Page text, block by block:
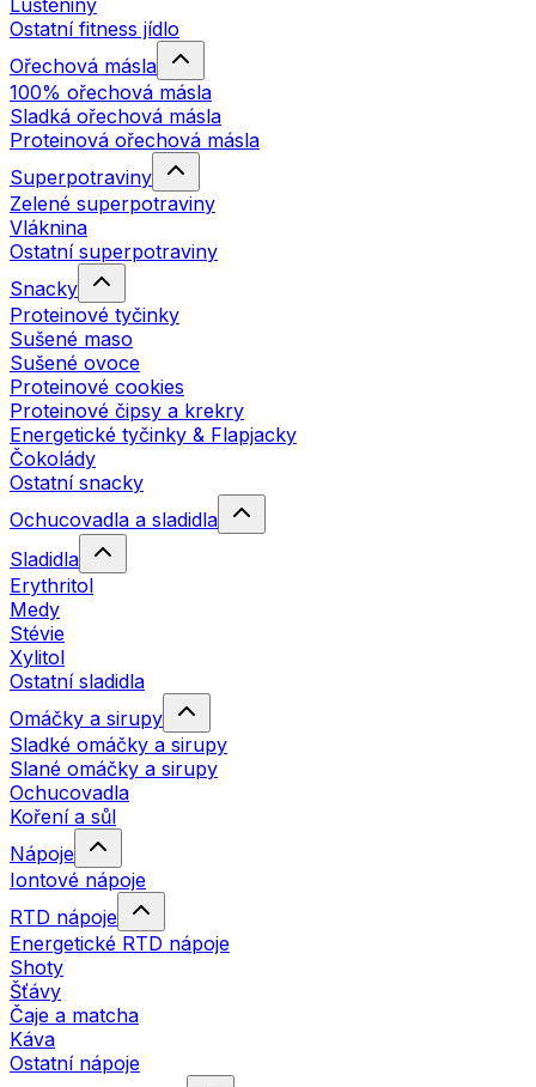
Luštěniny
Ostatní fitness jídlo
Ořechová másla
100% ořechová másla
Sladká ořechová másla
Proteinová ořechová másla
Superpotraviny
Zelené superpotraviny
Vláknina
Ostatní superpotraviny
Snacky
Proteinové tyčinky
Sušené maso
Sušené ovoce
Proteinové cookies
Proteinové čipsy a krekry
Energetické tyčinky & Flapjacky
Čokolády
Ostatní snacky
Ochucovadla a sladidla
Sladidla
Erythritol
Medy
Stévie
Xylitol
Ostatní sladidla
Omáčky a sirupy
Sladké omáčky a sirupy
Slané omáčky a sirupy
Ochucovadla
Koření a sůl
Nápoje
Iontové nápoje
RTD nápoje
Energetické RTD nápoje
Shoty
Šťávy
Čaje a matcha
Káva
Ostatní nápoje